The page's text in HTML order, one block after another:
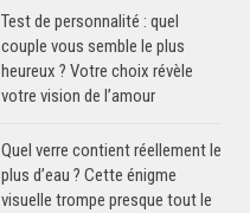
Test de personnalité : quel
couple vous semble le plus
heureux ? Votre choix révèle
votre vision de l’amour
Quel verre contient réellement le
plus d’eau ? Cette énigme
visuelle trompe presque tout le